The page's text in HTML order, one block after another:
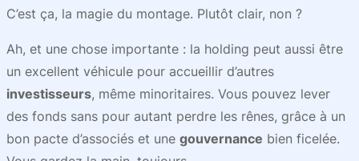
C’est ça, la magie du montage. Plutôt clair, non ?
Ah, et une chose importante : la holding peut aussi être
un excellent véhicule pour accueillir d’autres
investisseurs, même minoritaires. Vous pouvez lever
des fonds sans pour autant perdre les rênes, grâce à un
bon pacte d’associés et une gouvernance bien ficelée.